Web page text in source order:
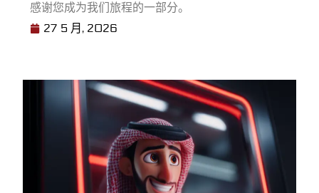
感谢您成为我们旅程的一部分。
27 5 月, 2026